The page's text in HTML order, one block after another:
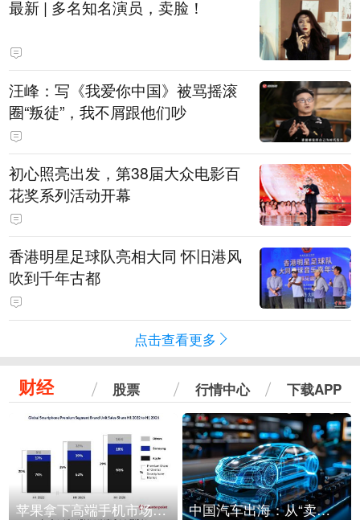
最新 | 多名知名演员，卖脸！
汪峰：写《我爱你中国》被骂摇滚
圈“叛徒”，我不屑跟他们吵
初心照亮出发，第38届大众电影百
花奖系列活动开幕
香港明星足球队亮相大同 怀旧港风
吹到千年古都
点击查看更多
财经 股票 行情中心 下载APP
苹果拿下高端手机市场65%的份额：iPhone 17系列功不可没 中国汽车出海：从“卖出去”到“走进去”